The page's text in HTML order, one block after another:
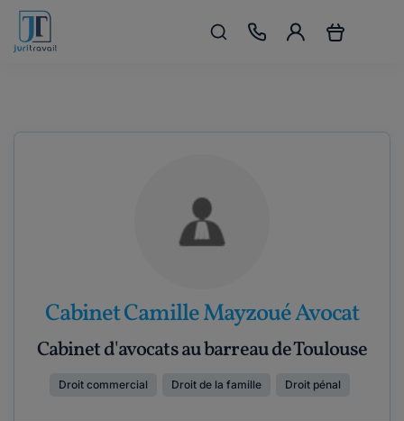
Cabinet Camille Mayzoué Avocat
Cabinet d'avocats au barreau de Toulouse
Droit commercial Droit de la famille Droit pénal